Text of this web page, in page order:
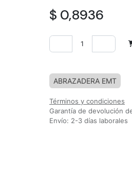
$ 0,8936
ABRAZADERA EMT
Términos y condiciones
Garantía de devolución
Envío: 2-3 días laborales